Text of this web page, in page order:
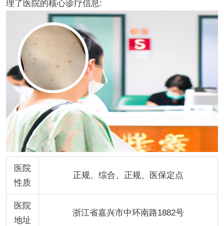
理了医院的核心诊疗信息:
医院
性质
正规、综合、正规、医保定点
医院
地址
浙江省嘉兴市中环南路1882号